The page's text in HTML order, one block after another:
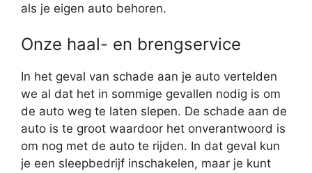
als je eigen auto behoren.
Onze haal- en brengservice
In het geval van schade aan je auto vertelden
we al dat het in sommige gevallen nodig is om
de auto weg te laten slepen. De schade aan de
auto is te groot waardoor het onverantwoord is
om nog met de auto te rijden. In dat geval kun
je een sleepbedrijf inschakelen, maar je kunt